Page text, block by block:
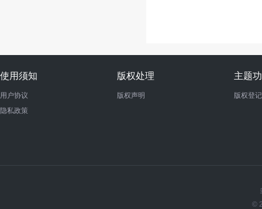
使用须知
用户协议
隐私政策
版权处理
版权声明
主题
版权登
©